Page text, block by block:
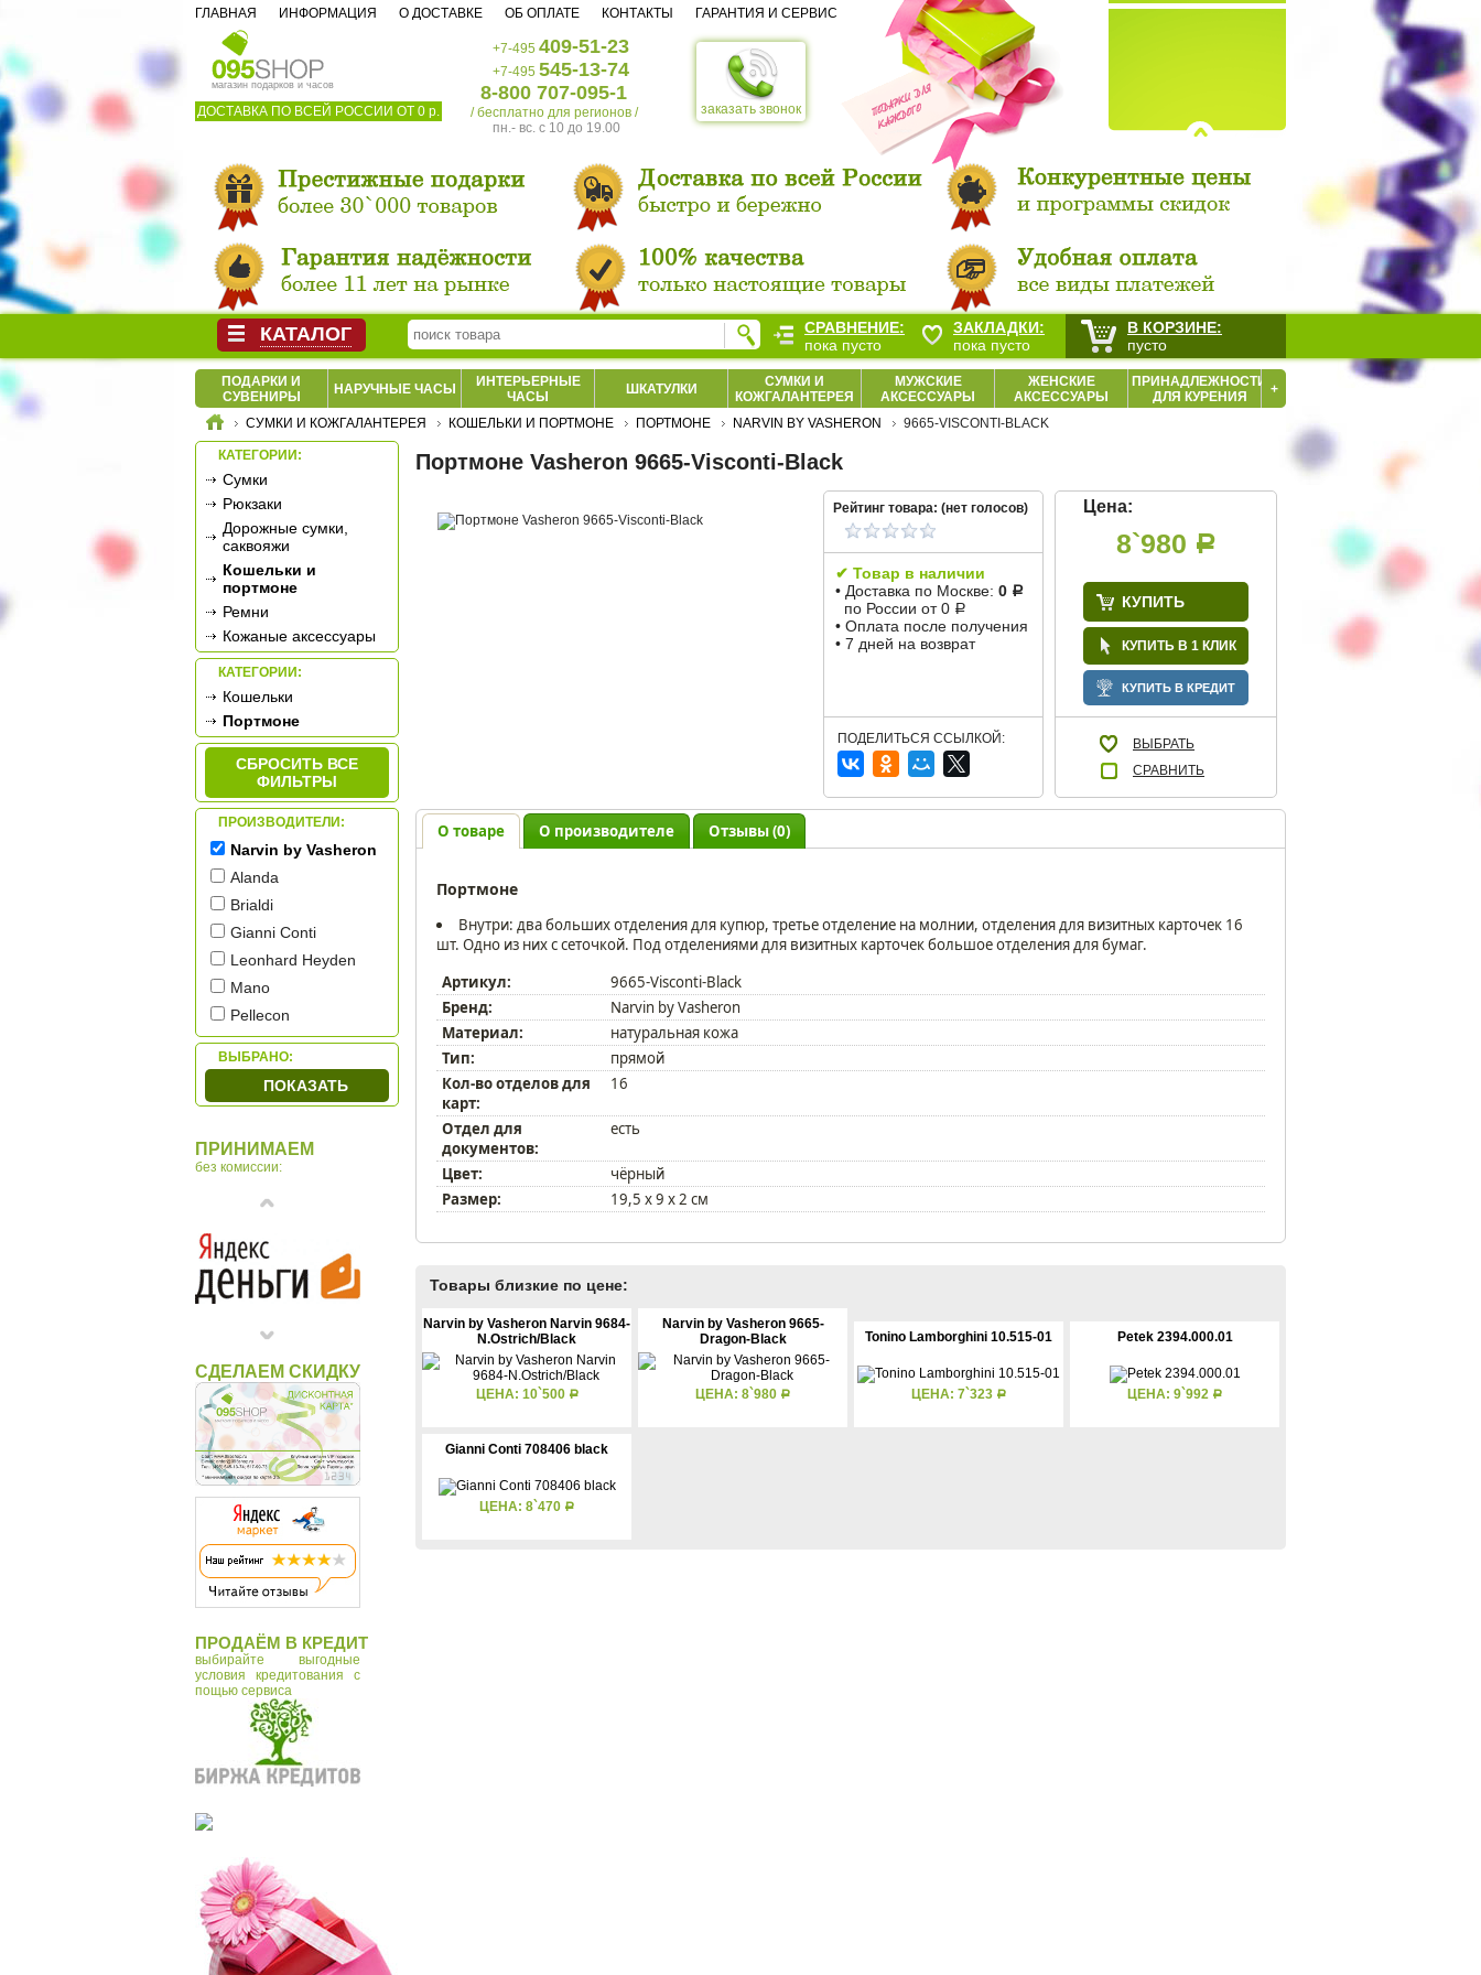
магазин подарков и часов
ДОСТАВКА ПО ВСЕЙ РОССИИ ОТ 0 р. заказать звонок
+7-495 409-51-23
+7-495 545-13-74
8-800 707-095-1
/ бесплатно для регионов /
пн.- вс. c 10 до 19.00
ГЛАВНАЯ ИНФОРМАЦИЯ О ДОСТАВКЕ ОБ ОПЛАТЕ КОНТАКТЫ ГАРАНТИЯ И СЕРВИС
ПОДАРКИ И
СУВЕНИРЫ
НАРУЧНЫЕ ЧАСЫ
ИНТЕРЬЕРНЫЕ
ЧАСЫ
ШКАТУЛКИ
СУМКИ И
КОЖГАЛАНТЕРЕЯ
МУЖСКИЕ
АКСЕССУАРЫ
ЖЕНСКИЕ
АКСЕССУАРЫ
ПРИНАДЛЕЖНОСТИ
ДЛЯ КУРЕНИЯ
+
СУМКИ И КОЖГАЛАНТЕРЕЯ КОШЕЛЬКИ И ПОРТМОНЕ ПОРТМОНЕ NARVIN BY VASHERON 9665-VISCONTI-BLACK
КАТЕГОРИИ:
Сумки
Рюкзаки
Дорожные сумки,
саквояжи
Кошельки и
портмоне
Ремни
Кожаные аксессуары
КАТЕГОРИИ:
Кошельки
Портмоне
СБРОСИТЬ ВСЕ
ФИЛЬТРЫ
ПРОИЗВОДИТЕЛИ:
Narvin by Vasheron
Alanda
Brialdi
Gianni Conti
Leonhard Heyden
Mano
Pellecon
Petek
Piquadro
Tuscany Leather
ВЫБРАНО:
ПОКАЗАТЬ
ПРИНИМАЕМ
без комиссии:
СДЕЛАЕМ СКИДКУ
ПРОДАЁМ В КРЕДИТ
выбирайте выгодные
условия кредитования с
пощью сервиса
Портмоне Vasheron 9665-Visconti-Black
Рейтинг товара: (нет голосов)
✔ Товар в наличии
• Доставка по Москве: 0 Р
по России от 0 Р
• Оплата после получения
• 7 дней на возврат
ПОДЕЛИТЬСЯ ССЫЛКОЙ:
Цена:
8`980 Р
КУПИТЬ
КУПИТЬ В 1 КЛИК
КУПИТЬ В КРЕДИТ
ВЫБРАТЬ
СРАВНИТЬ
О товаре О производителе Отзывы (0)
Портмоне
Внутри: два больших отделения для купюр, третье отделение на молнии, отделения для визитных карточек 16
шт. Одно из них с сеточкой. Под отделениями для визитных карточек большое отделения для бумаг.
Артикул:
9665-Visconti-Black
Бренд:
Narvin by Vasheron
Материал:
натуральная кожа
Тип:
прямой
Кол-во отделов для
карт:
16
Отдел для
документов:
есть
Цвет:
чёрный
Размер:
19,5 х 9 х 2 см
Товары близкие по цене:
Narvin by Vasheron Narvin 9684-
N.Ostrich/Black
ЦЕНА: 10`500 Р
Narvin by Vasheron 9665-
Dragon-Black
ЦЕНА: 8`980 Р
Tonino Lamborghini 10.515-01
ЦЕНА: 7`323 Р
Petek 2394.000.01
ЦЕНА: 9`992 Р
Gianni Conti 708406 black
ЦЕНА: 8`470 Р
КАТАЛОГ
СРАВНЕНИЕ:
пока пусто
ЗАКЛАДКИ:
пока пусто
В КОРЗИНЕ:
пусто